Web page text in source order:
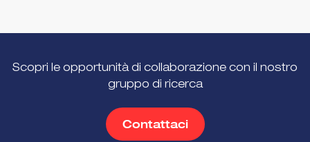
Scopri le opportunità di collaborazione con il nostro
gruppo di ricerca
Contattaci